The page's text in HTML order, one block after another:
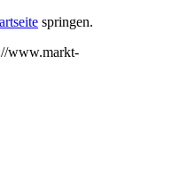
springen.
www.markt-